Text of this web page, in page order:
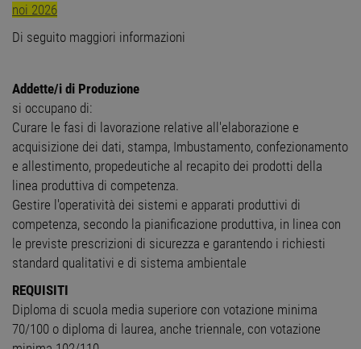
noi 2026
Di seguito maggiori informazioni
Addette/i di Produzione
si occupano di:
Curare le fasi di lavorazione relative all'elaborazione e
acquisizione dei dati, stampa, Imbustamento, confezionamento
e allestimento, propedeutiche al recapito dei prodotti della
linea produttiva di competenza.
Gestire l'operatività dei sistemi e apparati produttivi di
competenza, secondo la pianificazione produttiva, in linea con
le previste prescrizioni di sicurezza e garantendo i richiesti
standard qualitativi e di sistema ambientale
REQUISITI
Diploma di scuola media superiore con votazione minima
70/100 o diploma di laurea, anche triennale, con votazione